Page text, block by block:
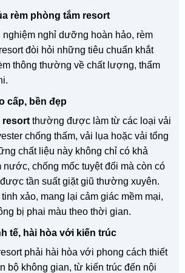
rèm phòng tắm resort
nghỉ dưỡng hoàn hảo, rèm
đòi hỏi những tiêu chuẩn khắt
thông thường về chất lượng, thẩm
cấp, bền đẹp
resort thường được làm từ các loại vải
chống thấm, vải lụa hoặc vải tổng
chất liệu này không chỉ có khả
nước, chống mốc tuyệt đối mà còn có
tần suất giặt giũ thường xuyên.
xảo, mang lại cảm giác mềm mại,
bị phai màu theo thời gian.
tế, hài hòa với kiến trúc
phải hài hòa với phong cách thiết
bộ không gian, từ kiến trúc đến nội